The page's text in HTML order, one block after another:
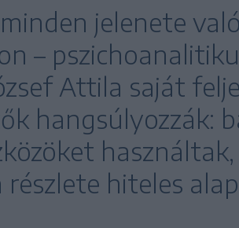
jelenete
–
Attila saját
hangsúlyozzák:
használtak,
hiteles